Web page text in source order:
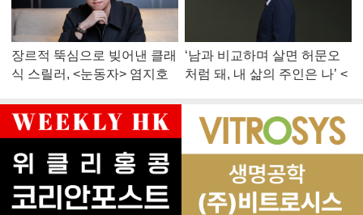
장르적 뚝심으로 빚어낸 클래
식 스릴러, <눈동자> 염지호
‘남과 비교하며 살면 허문오
처럼 돼, 내 삶의 주인은 나’ <